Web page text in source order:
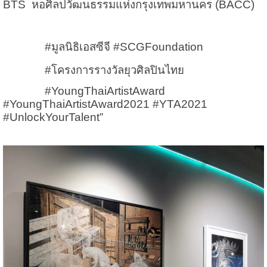
BTS หอศิลปวัฒนธรรมแห่งกรุงเทพมหานคร (BACC)
#มูลนิธิเอสซีจี #SCGFoundation
#โครงการรางวัลยุวศิลปินไทย
#YoungThaiArtistAward
#YoungThaiArtistAward2021 #YTA2021
#UnlockYourTalent”